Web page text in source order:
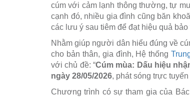
cúm với cảm lạnh thông thường, tự
cạnh đó, nhiều gia đình cũng băn
các lưu ý sau tiêm để đạt hiệu quả bảo
Nhằm giúp người dân hiểu đúng về
cho bản thân, gia đình, Hệ thống
với chủ đề: “Cúm mùa: Dấu hiệu
ngày 28/05/2026, phát sóng trực tuyến
Chương trình có sự tham gia của